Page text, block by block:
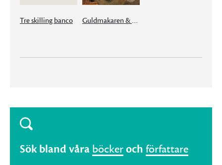
Tre skilling banco Guldmakaren & Häxmästaren
Sök bland våra böckeroch författare